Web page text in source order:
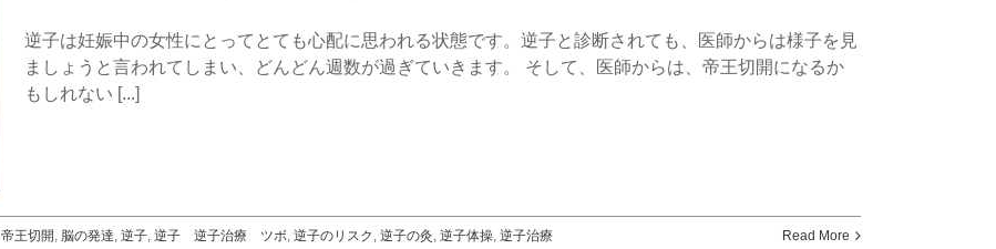
逆子は妊娠中の女性にとってとても心配に思われる状態です。逆子と診断されても、医師からは様子を見
ましょうと言われてしまい、どんどん週数が過ぎていきます。 そして、医師からは、帝王切開になるか
もしれない [...]
帝王切開 , 脳の発達, 逆子, 逆子 逆子治療 ツボ, 逆子のリスク , 逆子の灸, 逆子体操, 逆子治療 Read More